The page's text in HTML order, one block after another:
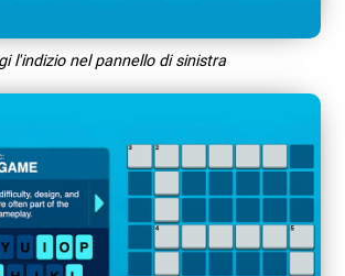
l'indizio nel pannello di sinistra